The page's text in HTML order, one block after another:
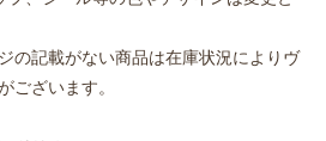
ける カートへ進む
の記載がない商品は在庫状況によりヴ
ございます。